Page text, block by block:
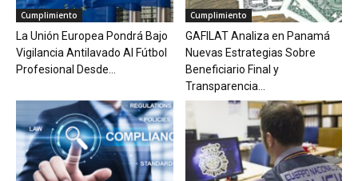
Cumplimiento
La Unión Europea Pondrá Bajo
Vigilancia Antilavado Al Fútbol
Profesional Desde...
Cumplimiento
GAFILAT Analiza en Panamá
Nuevas Estrategias Sobre
Beneficiario Final y
Transparencia...